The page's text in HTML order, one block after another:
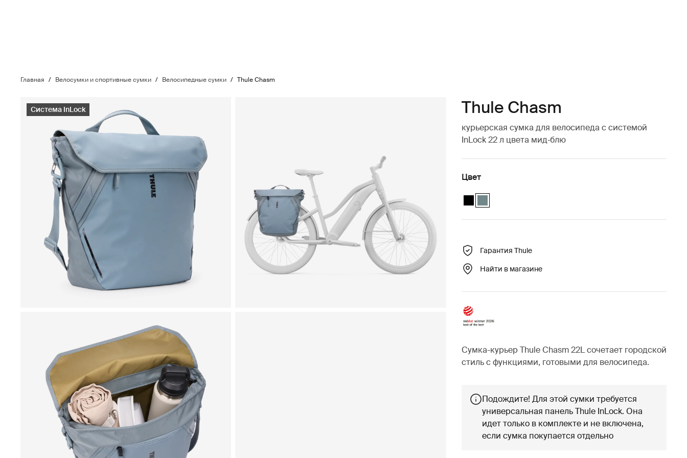
Главная / Велосумки и спортивные сумки / Велосипедные сумки / Thule Chasm
Система InLock Thule Chasm
курьерская сумка для велосипеда с системой
InLock 22 л цвета мид‑блю
Цвет
Thule Chasm courier with InLock 22L Чёрный
Thule Chasm courier with InLock 22L Средний синий (selected)
Гарантия Thule
Найти в магазине
Сумка-курьер Thule Chasm 22L сочетает городской
стиль с функциями, готовыми для велосипеда.
Подождите! Для этой сумки требуется
универсальная панель Thule InLock. Она
идет только в комплекте и не включена,
если сумка покупается отдельно